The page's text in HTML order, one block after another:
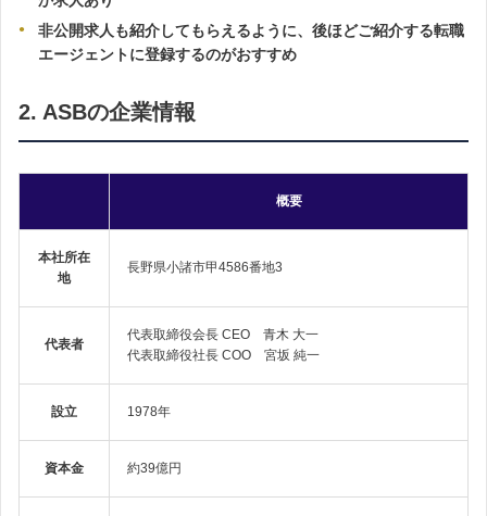
非公開求人も紹介してもらえるように、後ほどご紹介する転職
エージェントに登録するのがおすすめ
2. ASBの企業情報
概要
本社所在
地
長野県小諸市甲4586番地3
代表者
代表取締役会長 CEO 青木 大一
代表取締役社長 COO 宮坂 純一
設立 1978年
資本金 約39億円